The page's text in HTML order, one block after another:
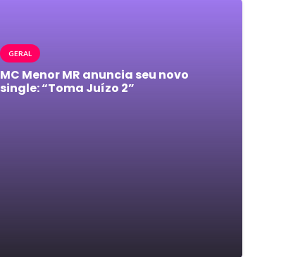
GERAL
MC Menor MR anuncia seu novo
single: “Toma Juízo 2”